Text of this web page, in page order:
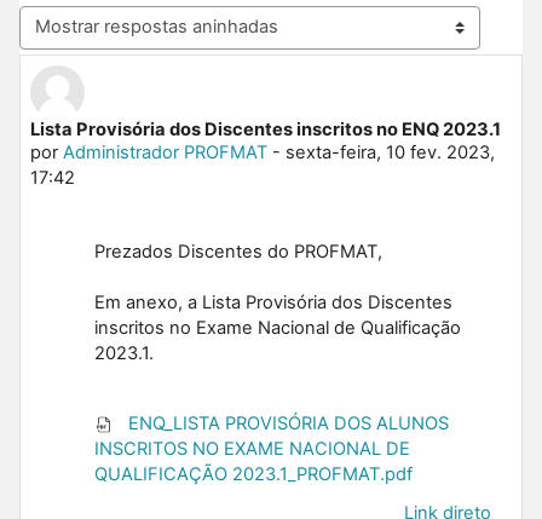
Modo de visualização
Lista Provisória dos Discentes inscritos no ENQ 2023.1
porAdministrador PROFMAT - sexta-feira, 10 fev. 2023,
17:42
Número de respostas: 0
Prezados Discentes do PROFMAT,
Em anexo, a Lista Provisória dos Discentes
inscritos no Exame Nacional de Qualificação
2023.1.
ENQ_LISTA PROVISÓRIA DOS ALUNOS
INSCRITOS NO EXAME NACIONAL DE
QUALIFICAÇÃO 2023.1_PROFMAT.pdf
Link direto